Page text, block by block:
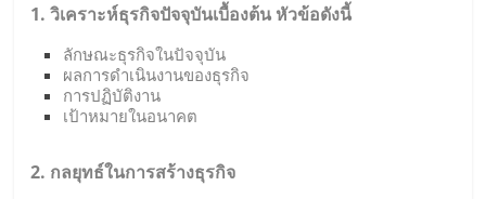
1. วิเคราะห์ธุรกิจปัจจุบันเบื้องต้น หัวข้อดังนี้
ลักษณะธุรกิจในปัจจุบัน
ผลการดำเนินงานของธุรกิจ
การปฏิบัติงาน
เป้าหมายในอนาคต
2. กลยุทธ์ในการสร้างธุรกิจ